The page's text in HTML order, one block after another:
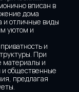
вписан в
дома
и отличные виды
уютом и
и
При
материалы и
общественные
предлагая